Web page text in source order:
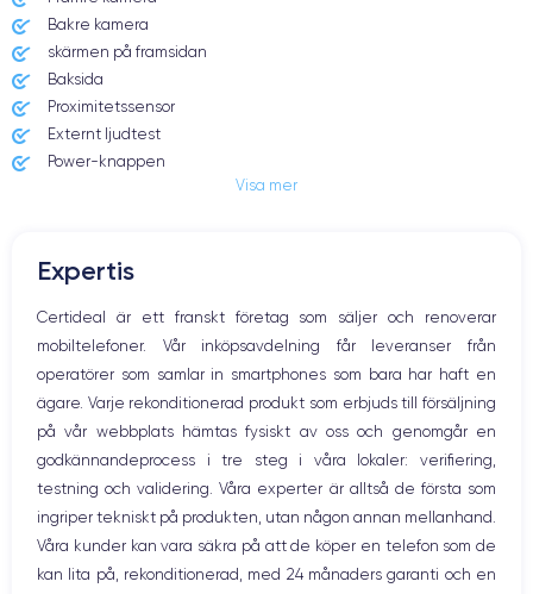
Bakre kamera
skärmen på framsidan
Baksida
Proximitetssensor
Externt ljudtest
Power-knappen
Högtalare
Hem-knappen
Bluetooth
WiFi
Nätverk
Vibration
Prise USB
Visa mer
Expertis
Certideal är ett franskt företag som säljer och renoverar
mobiltelefoner. Vår inköpsavdelning får leveranser från
operatörer som samlar in smartphones som bara har haft en
ägare. Varje rekonditionerad produkt som erbjuds till försäljning
på vår webbplats hämtas fysiskt av oss och genomgår en
godkännandeprocess i tre steg i våra lokaler: verifiering,
testning och validering. Våra experter är alltså de första som
ingriper tekniskt på produkten, utan någon annan mellanhand.
Våra kunder kan vara säkra på att de köper en telefon som de
kan lita på, rekonditionerad, med 24 månaders garanti och en